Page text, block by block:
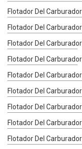
Flotador Del
Flotador Del
Flotador Del
Flotador Del
Flotador Del
Flotador Del
Flotador Del
Flotador Del
Flotador Del